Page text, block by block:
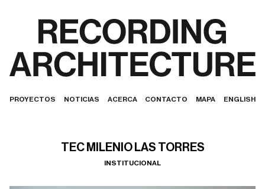
PROYECTOS NOTICIAS ACERCA CONTACTO MAPA ENGLISH
TEC MILENIO LAS TORRES
INSTITUCIONAL